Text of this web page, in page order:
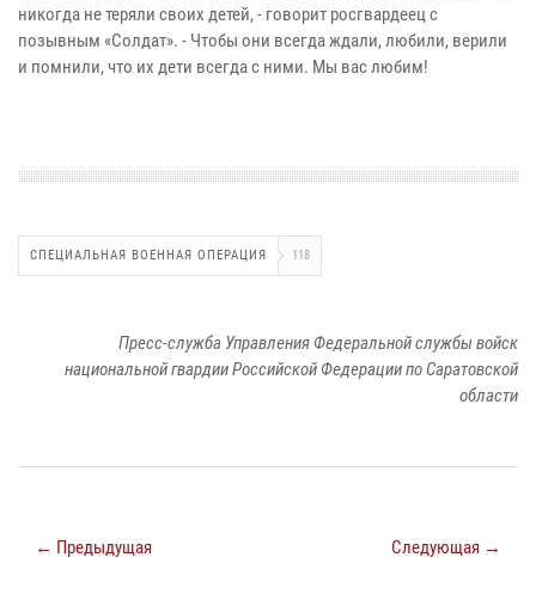
никогда не теряли своих детей, - говорит росгвардеец с
позывным «Солдат». - Чтобы они всегда ждали, любили, верили
и помнили, что их дети всегда с ними. Мы вас любим!
СПЕЦИАЛЬНАЯ ВОЕННАЯ ОПЕРАЦИЯ 118
Пресс-служба Управления Федеральной службы войск
национальной гвардии Российской Федерации по Саратовской
области
← Предыдущая Следующая →